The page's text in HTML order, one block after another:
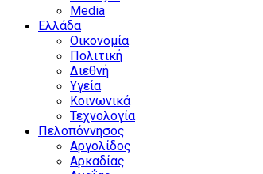
Media
Ελλάδα
Οικονομία
Πολιτική
Διεθνή
Υγεία
Κοινωνικά
Τεχνολογία
Πελοπόννησος
Αργολίδος
Αρκαδίας